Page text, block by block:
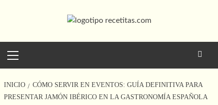
principal
INICIO
CÓMO SERVIR EN EVENTOS: GUÍA DEFINITIVA PARA
PRESENTAR JAMÓN IBÉRICO EN LA GASTRONOMÍA ESPAÑOLA